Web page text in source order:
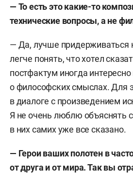
— То есть это какие-то
технические вопросы, а не
— Да, лучше придерживаться
легче понять, что хотел
постфактум иногда
о философских смыслах. Для
в диалоге с произведением
Я не очень люблю объяснять
в них самих уже все сказано.
— Герои ваших полотен в
от друга и от мира. Так вы